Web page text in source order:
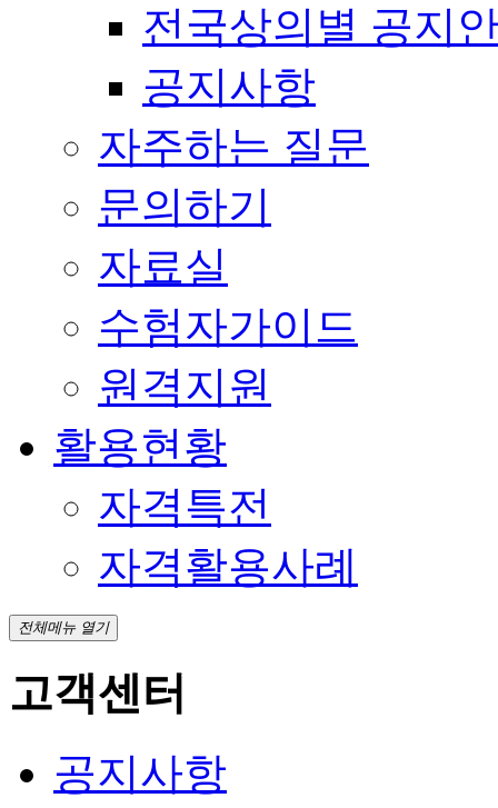
전국상의별 공지
공지사항
자주하는 질문
문의하기
자료실
수험자가이드
원격지원
활용현황
자격특전
자격활용사례
전체메뉴 열기
고객센터
공지사항